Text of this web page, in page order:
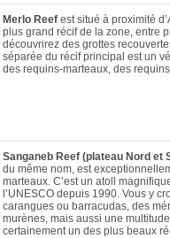
Merlo Reef est situé à proximité
plus grand récif de la zone, entre
découvrirez des grottes
séparée du récif principal est un
des requins-marteaux, des
Sanganeb Reef (plateau Nord et
du même nom, est
marteaux. C’est un atoll
l’UNESCO depuis 1990. Vous y
carangues ou barracudas, des
murènes, mais aussi une
certainement un des plus beaux